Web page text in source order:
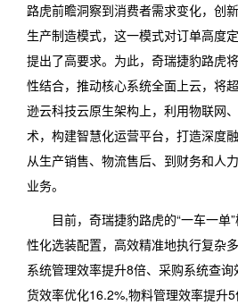
路虎前瞻洞察到消费者需求变化，创
生产制造模式，这一模式对订单高度
提出了高要求。为此，奇瑞捷豹路虎
性结合，推动核心系统全面上云，将
逊云科技云原生架构上，利用物联网
术，构建智慧化运营平台，打造深度
从生产销售、物流售后、到财务和人
业务。
目前，奇瑞捷豹路虎的“一车一单
性化选装配置，高效精准地执行复杂
系统管理效率提升8倍、采购系统查
货效率优化16.2%,物料管理效率提升